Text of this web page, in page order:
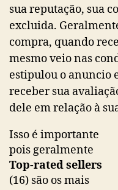
sua reputação, sua
excluida.
compra, quando
mesmo veio nas
estipulou o anuncio
receber sua
dele em relação à
Isso é importante
pois geralmente
Top-rated sellers
(16) são os mais